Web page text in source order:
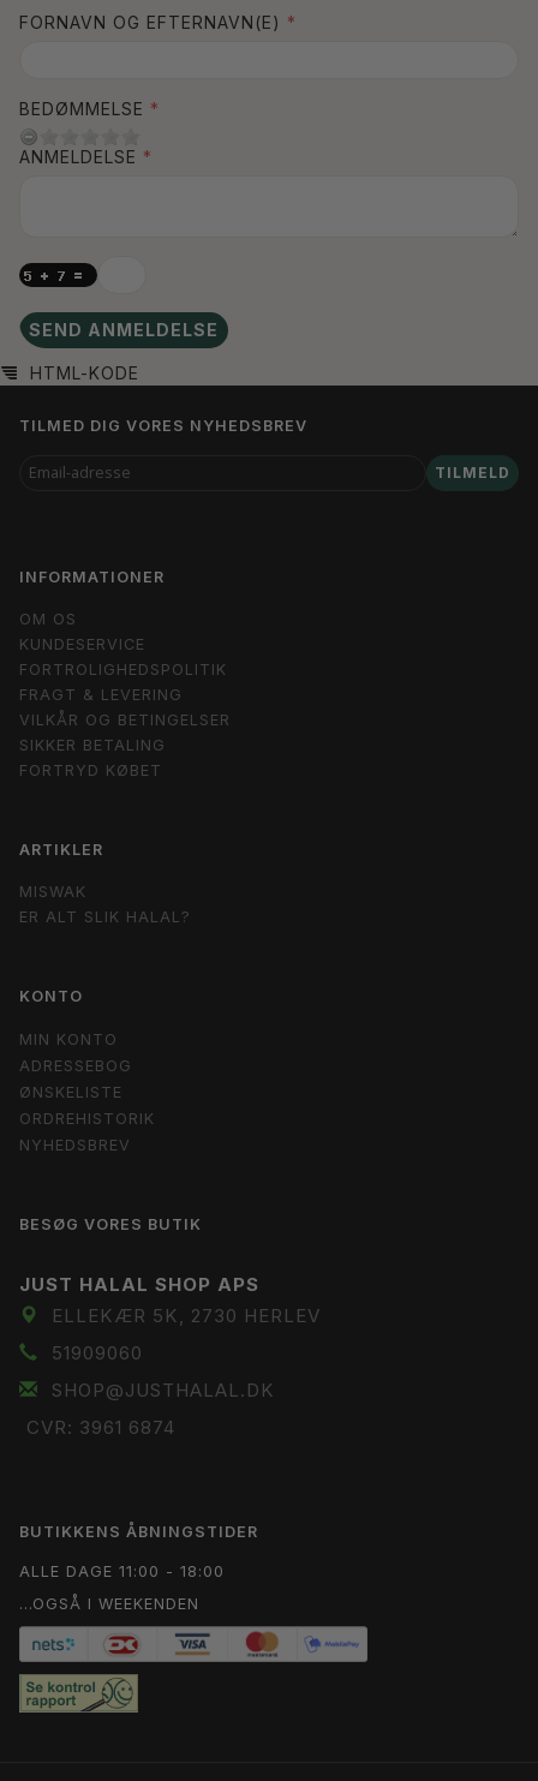
FORNAVN OG EFTERNAVN(E)
BEDØMMELSE
ANMELDELSE
SEND ANMELDELSE
HTML-KODE
TILMED DIG VORES NYHEDSBREV
EMAIL-
ADRESSE
TILMELD
INFORMATIONER
OM OS
KUNDESERVICE
FORTROLIGHEDSPOLITIK
FRAGT & LEVERING
VILKÅR OG BETINGELSER
SIKKER BETALING
FORTRYD KØBET
ARTIKLER
MISWAK
ER ALT SLIK HALAL?
KONTO
MIN KONTO
ADRESSEBOG
ØNSKELISTE
ORDREHISTORIK
NYHEDSBREV
BESØG VORES BUTIK
JUST HALAL SHOP APS
ELLEKÆR 5K, 2730 HERLEV
51909060
SHOP@JUSTHALAL.DK
CVR: 3961 6874
BUTIKKENS ÅBNINGSTIDER
ALLE DAGE 11:00 - 18:00
...OGSÅ I WEEKENDEN